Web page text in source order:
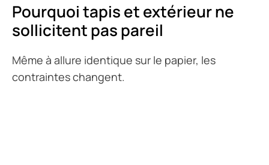
Pourquoi tapis et extérieur ne
sollicitent pas pareil
Même à allure identique sur le papier, les
contraintes changent.